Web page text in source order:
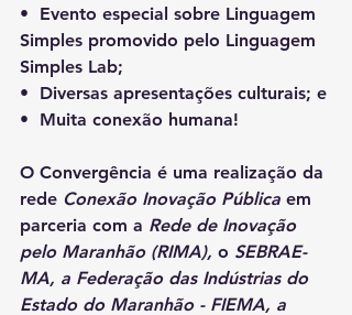
•⁠  ⁠Evento especial sobre Linguagem
Simples promovido pelo Linguagem
Simples Lab;
•⁠  ⁠Diversas apresentações culturais; e
•⁠  ⁠Muita conexão humana!
O Convergência é uma realização da
rede Conexão Inovação Pública em
parceria com a Rede de Inovação
pelo Maranhão (RIMA), o SEBRAE-
MA, a Federação das Indústrias do
Estado do Maranhão - FIEMA, a